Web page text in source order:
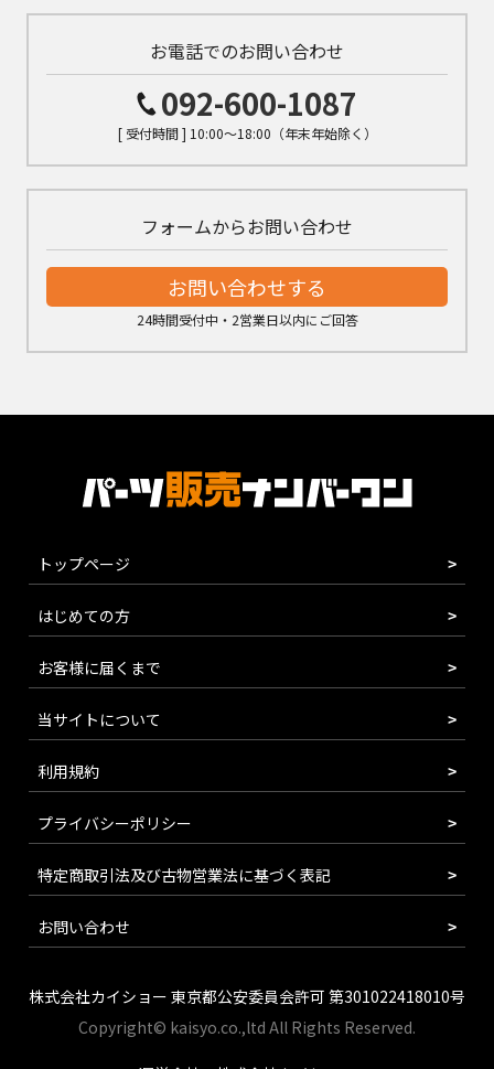
お電話でのお問い合わせ
092-600-1087
[ 受付時間 ] 10:00～18:00（年末年始除く）
フォームからお問い合わせ
お問い合わせする
24時間受付中・2営業日以内にご回答
トップページ
はじめての方
お客様に届くまで
当サイトについて
利用規約
プライバシーポリシー
特定商取引法及び古物営業法に基づく表記
お問い合わせ
株式会社カイショー 東京都公安委員会許可 第301022418010号
Copyright© kaisyo.co.,ltd All Rights Reserved.